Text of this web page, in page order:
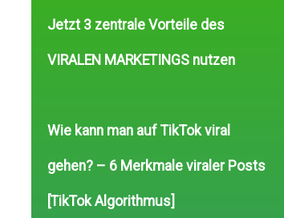
Jetzt 3 zentrale Vorteile des
VIRALEN MARKETINGS nutzen
Wie kann man auf TikTok viral
gehen? – 6 Merkmale viraler Posts
[TikTok Algorithmus]